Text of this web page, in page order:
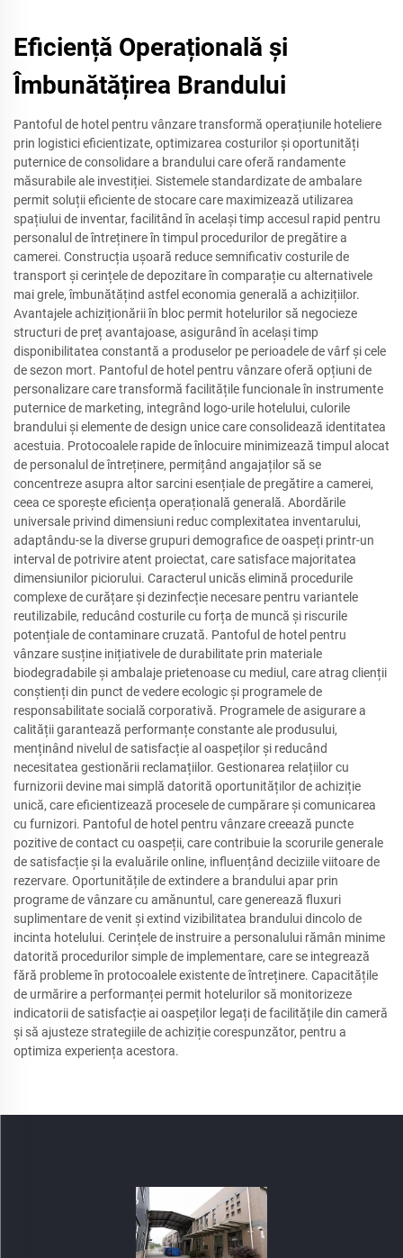
Eficiență Operațională și
Îmbunătățirea Brandului
Pantoful de hotel pentru vânzare transformă operațiunile hoteliere
prin logistici eficientizate, optimizarea costurilor și oportunități
puternice de consolidare a brandului care oferă randamente
măsurabile ale investiției. Sistemele standardizate de ambalare
permit soluții eficiente de stocare care maximizează utilizarea
spațiului de inventar, facilitând în același timp accesul rapid pentru
personalul de întreținere în timpul procedurilor de pregătire a
camerei. Construcția ușoară reduce semnificativ costurile de
transport și cerințele de depozitare în comparație cu alternativele
mai grele, îmbunătățind astfel economia generală a achizițiilor.
Avantajele achiziționării în bloc permit hotelurilor să negocieze
structuri de preț avantajoase, asigurând în același timp
disponibilitatea constantă a produselor pe perioadele de vârf și cele
de sezon mort. Pantoful de hotel pentru vânzare oferă opțiuni de
personalizare care transformă facilitățile funcionale în instrumente
puternice de marketing, integrând logo-urile hotelului, culorile
brandului și elemente de design unice care consolidează identitatea
acestuia. Protocoalele rapide de înlocuire minimizează timpul alocat
de personalul de întreținere, permițând angajaților să se
concentreze asupra altor sarcini esențiale de pregătire a camerei,
ceea ce sporește eficiența operațională generală. Abordările
universale privind dimensiuni reduc complexitatea inventarului,
adaptându-se la diverse grupuri demografice de oaspeți printr-un
interval de potrivire atent proiectat, care satisface majoritatea
dimensiunilor piciorului. Caracterul unicăs elimină procedurile
complexe de curățare și dezinfecție necesare pentru variantele
reutilizabile, reducând costurile cu forța de muncă și riscurile
potențiale de contaminare cruzată. Pantoful de hotel pentru
vânzare susține inițiativele de durabilitate prin materiale
biodegradabile și ambalaje prietenoase cu mediul, care atrag clienții
conștienți din punct de vedere ecologic și programele de
responsabilitate socială corporativă. Programele de asigurare a
calității garantează performanțe constante ale produsului,
menținând nivelul de satisfacție al oaspeților și reducând
necesitatea gestionării reclamațiilor. Gestionarea relațiilor cu
furnizorii devine mai simplă datorită oportunităților de achiziție
unică, care eficientizează procesele de cumpărare și comunicarea
cu furnizori. Pantoful de hotel pentru vânzare creează puncte
pozitive de contact cu oaspeții, care contribuie la scorurile generale
de satisfacție și la evaluările online, influențând deciziile viitoare de
rezervare. Oportunitățile de extindere a brandului apar prin
programe de vânzare cu amănuntul, care generează fluxuri
suplimentare de venit și extind vizibilitatea brandului dincolo de
incinta hotelului. Cerințele de instruire a personalului rămân minime
datorită procedurilor simple de implementare, care se integrează
fără probleme în protocoalele existente de întreținere. Capacitățile
de urmărire a performanței permit hotelurilor să monitorizeze
indicatorii de satisfacție ai oaspeților legați de facilitățile din cameră
și să ajusteze strategiile de achiziție corespunzător, pentru a
optimiza experiența acestora.